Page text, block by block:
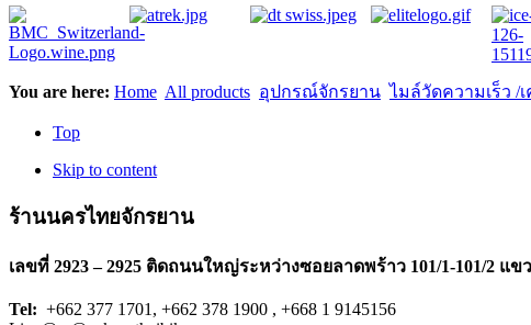
You are here: Home All products อุปกรณ์จักรยาน ไมล์วัดความเร็ว /
Top
Skip to content
ร้านนครไทยจักรยาน
เลขที่ 2923 – 2925 ติดถนนใหญ่ระหว่างซอยลาดพร้าว 101/1-101/2 แข
Tel: +662 377 1701, +662 378 1900 , +668 1 9145156